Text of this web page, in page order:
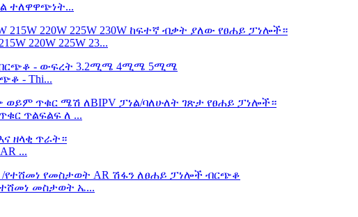
ተለዋዋጭነት...
220W 225W 23...
- Thi...
ጥልፍልፍ ለ ...
...
መስታወት ኤ...